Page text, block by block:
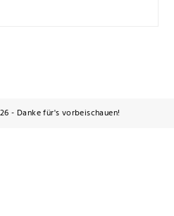
- Danke für's vorbeischauen!